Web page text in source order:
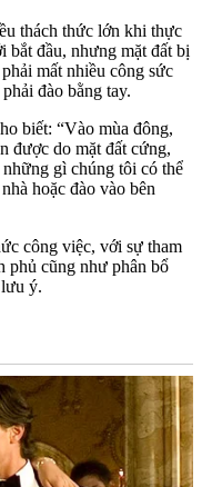
thách thức lớn khi thực
bắt đầu, nhưng mặt đất bị
mất nhiều công sức
đào bằng tay.
biết: “Vào mùa đông,
được do mặt đất cứng,
gì chúng tôi có thể
hoặc đào vào bên
công việc, với sự tham
phủ cũng như phân bổ
ý.